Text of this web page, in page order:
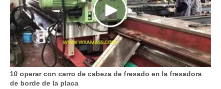
10 operar con carro de cabeza de fresado en la fresadora
de borde de la placa